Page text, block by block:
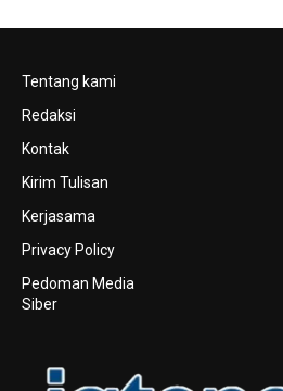
Tentang kami
Redaksi
Kontak
Kirim Tulisan
Kerjasama
Privacy Policy
Pedoman Media
Siber